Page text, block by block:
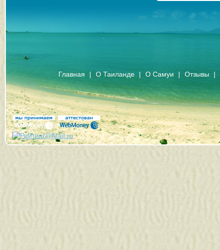
Главная | О Таиланде | О Самуи | Отзывы |